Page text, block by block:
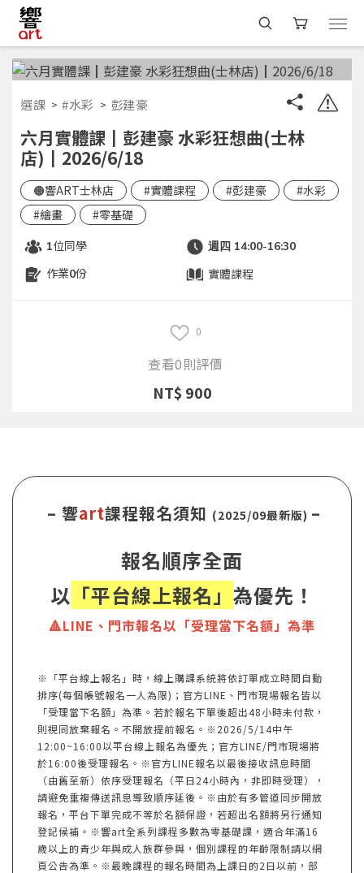
選課 #水彩 彭建豪
六月實體課┃彭建豪 水彩狂想曲(士林
店)┃2026/6/18
🟠響ART士林店 #實體課程 #彭建豪
#水彩
#繪畫
#零基礎
1位同學 週四 14:00-16:30
作業0份 實體課程
0
查看0則評價
NT$ 900
– 響art課程報名須知 (2025/09最新版) –
報名順序全面
以 「平台線上報名」 為優先！
🔺LINE、門市報名以「受理當下名額」為準
※「平台線上報名」時，線上購課系統將依訂單成立時間自動
排序(每個帳號報名一人為限)；官方LINE、門市現場報名皆以
「受理當下名額」為準。若於報名下單後超出48小時未付款，
則視同放棄報名。不開放提前報名。※2026/5/14中午
12:00~16:00以平台線上報名為優先；官方LINE/門市現場將
於16:00後受理報名。※官方LINE報名以最後接收訊息時間
（由舊至新）依序受理報名（平日24小時內，非即時受理），
請避免重複傳送訊息導致順序延後。※由於有多管道同步開放
報名，平台下單完成不等於名額保證，若超出名額將另行通知
登記候補。※響art全系列課程多數為零基礎課，適合年滿16
歲以上的青少年與成人族群參與，個別課程的年齡限制請以網
頁公告為準。※最晚課程的報名時間為上課日的2日以前，部